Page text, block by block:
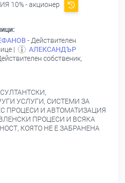
10% - акционер
- Действителен
|
АЛЕКСАНДЪР
собственик,
УСЛУГИ, СИСТЕМИ ЗА
ПРОЦЕСИ И АВТОМАТИЗАЦИЯ
ПРОЦЕСИ И ВСЯКА
КОЯТО НЕ Е ЗАБРАНЕНА